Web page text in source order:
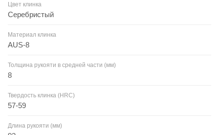
Цвет клинка
Серебристый
Материал клинка
AUS-8
Толщина рукояти в средней части (мм)
8
Твердость клинка (HRC)
57-59
Длина рукояти (мм)